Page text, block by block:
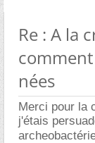
Re : A la
nées
Merci pour la
j'étais